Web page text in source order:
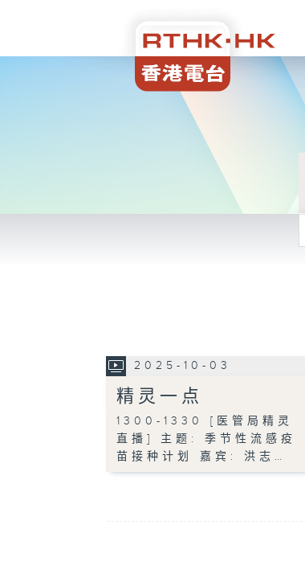
2025-10-03
精灵一点
1300-1330 [医管局精灵
直播] 主题: 季节性流感疫
苗接种计划 嘉宾: 洪志…